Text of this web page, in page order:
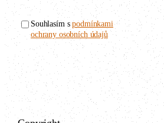
Souhlasím spodmínkami
ochrany osobních údajů